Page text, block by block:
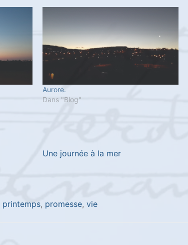
Aurore.
Dans "Blog"
Une journée à la mer
printemps, promesse, vie